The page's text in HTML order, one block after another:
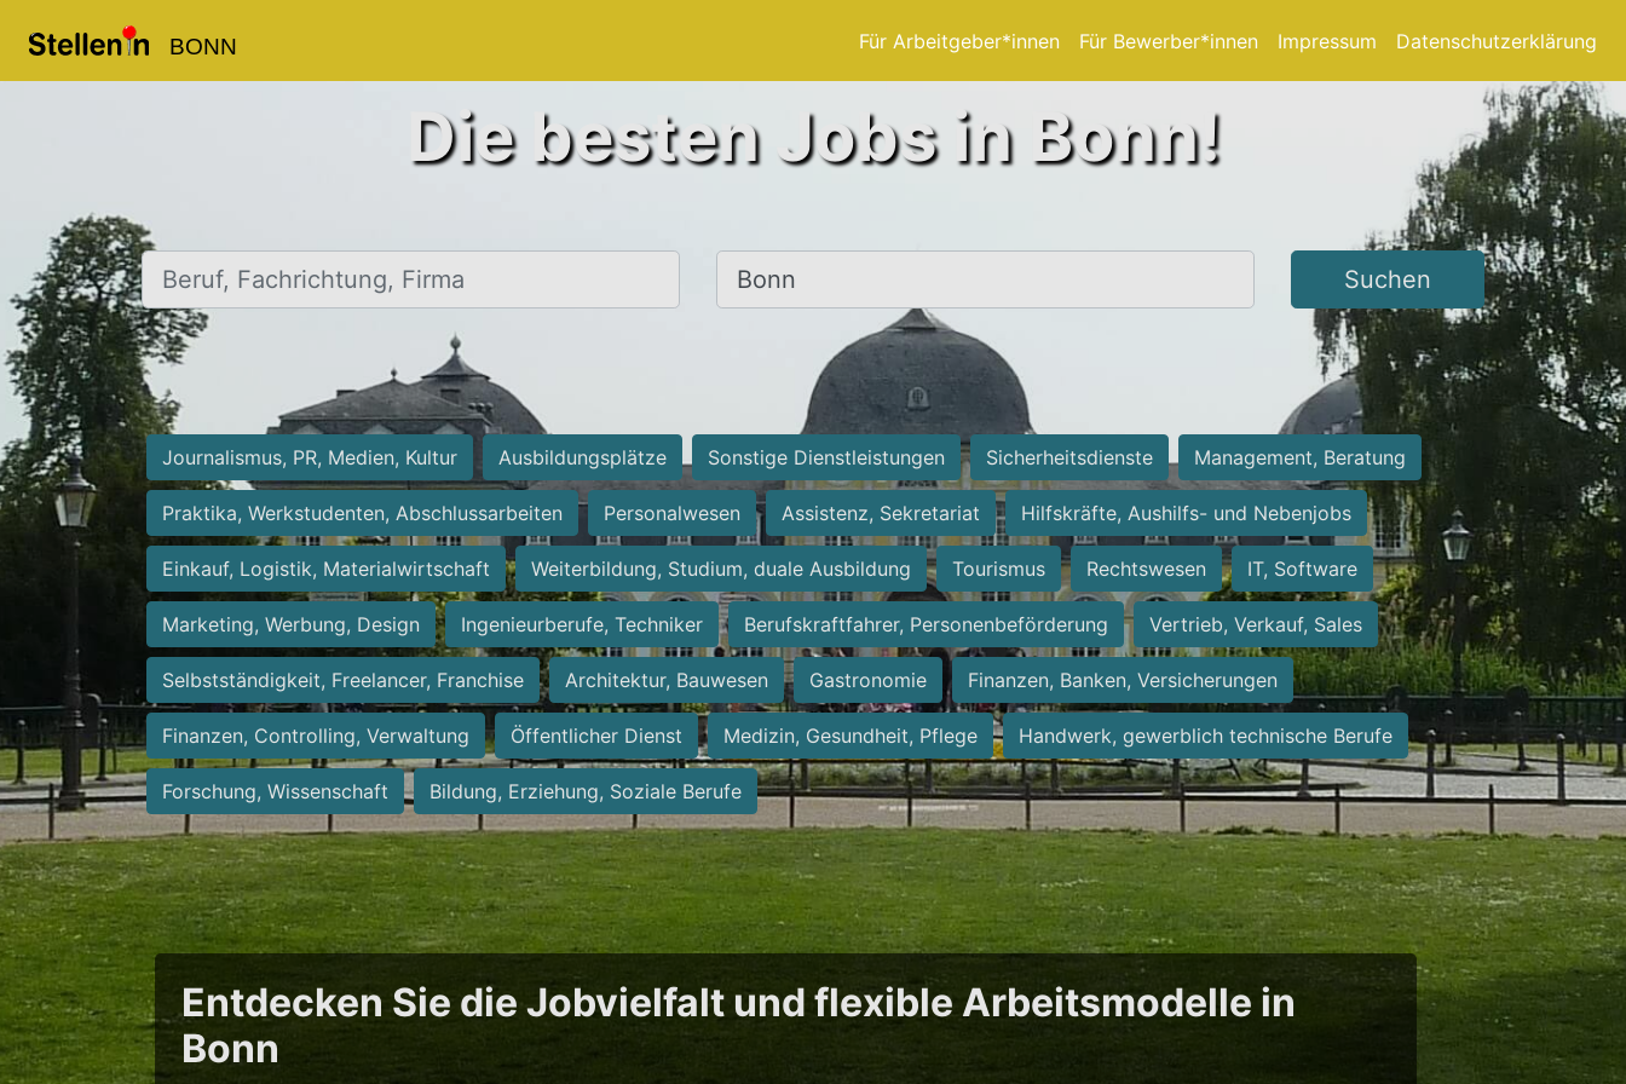
BONN Für Arbeitgeber*innen Für Bewerber*innen Impressum Datenschutzerklärung
Die besten Jobs in Bonn!
Beruf, Fachrichtung, Firma Ort, Stadt Suchen
Journalismus, PR, Medien, Kultur Ausbildungsplätze Sonstige Dienstleistungen Sicherheitsdienste Management, Beratung
Praktika, Werkstudenten, Abschlussarbeiten Personalwesen Assistenz, Sekretariat Hilfskräfte, Aushilfs- und Nebenjobs
Einkauf, Logistik, Materialwirtschaft Weiterbildung, Studium, duale Ausbildung Tourismus Rechtswesen IT, Software
Marketing, Werbung, Design Ingenieurberufe, Techniker Berufskraftfahrer, Personenbeförderung Vertrieb, Verkauf, Sales
Selbstständigkeit, Freelancer, Franchise Architektur, Bauwesen Gastronomie Finanzen, Banken, Versicherungen
Finanzen, Controlling, Verwaltung Öffentlicher Dienst Medizin, Gesundheit, Pflege Handwerk, gewerblich technische Berufe
Forschung, Wissenschaft Bildung, Erziehung, Soziale Berufe
Entdecken Sie die Jobvielfalt und flexible Arbeitsmodelle in
Bonn